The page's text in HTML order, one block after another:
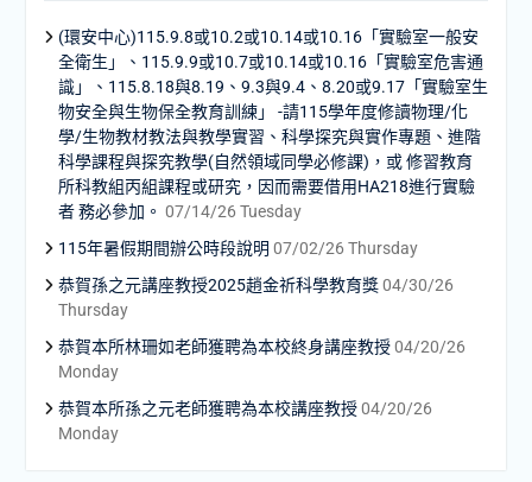
(環安中心)115.9.8或10.2或10.14或10.16「實驗室一般安
全衛生」、115.9.9或10.7或10.14或10.16「實驗室危害通
識」、115.8.18與8.19、9.3與9.4、8.20或9.17「實驗室生
物安全與生物保全教育訓練」 -請115學年度修讀物理/化
學/生物教材教法與教學實習、科學探究與實作專題、進階
科學課程與探究教學(自然領域同學必修課)，或 修習教育
所科教組丙組課程或研究，因而需要借用HA218進行實驗
者 務必參加。 07/14/26 Tuesday
115年暑假期間辦公時段說明 07/02/26 Thursday
恭賀孫之元講座教授2025趙金祈科學教育獎 04/30/26
Thursday
恭賀本所林珊如老師獲聘為本校終身講座教授 04/20/26
Monday
恭賀本所孫之元老師獲聘為本校講座教授 04/20/26
Monday